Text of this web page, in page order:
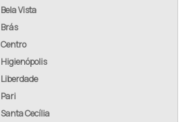
Bela Vista
Brás
Centro
Higienópolis
Liberdade
Pari
Santa Cecília